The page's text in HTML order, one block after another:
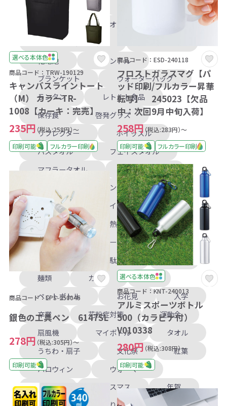
高級ノベルティ
ラジオ
モバイルチャージャー
乾電池
キャンドル
ブランケット
ウォーターバッグ
ランタン
レトルト食品
保存食
啓発グッズ
リフレクター
ホイッスル
バスタオル
フェイスタオル
マフラータオル
ハンドタオル
晴雨兼用
コンパクト
傘カバー
レインポンチョ
撥水バッグ
熱中症対策
カイロ
スイーツ
おせんべい
駄菓子
お米
麺類
カレー
缶
ペットボトル
お花見
入学
卒業
花粉症対策
運動会
扇風機
マイボトル
タオル
うちわ・扇子
文化祭
紅葉
ハロウィン
ウォーマー
加湿器
クリスマス
年賀
選べる本体色
商品コード：TRW-190129
キャンバスライントート
（M） カラーTR-
1008【カーキ：完売】
235円 （税込:258円）～
印刷可能
フルカラー印刷
商品コード：ESD-240118
フロストガラスマグ【パ
ッド印刷/フルカラー昇華
転写】 245023【欠品
中：次回9月中旬入荷】
258円 （税込:283円）～
印刷可能
フルカラー印刷
商品コード：EPS-250045
銀色の工具ペン 6147SL
278円 （税込:305円）～
印刷可能
選べる本体色
商品コード：KNT-240013
アルミスポーツボトル
500（カラビナ付）
V010338
280円 （税込:308円）～
印刷可能